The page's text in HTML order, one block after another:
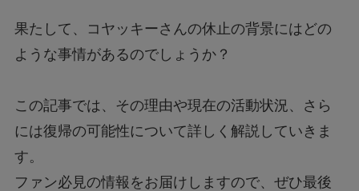
果たして、コヤッキーさんの休止の背景にはどの
ような事情があるのでしょうか？
この記事では、その理由や現在の活動状況、さら
には復帰の可能性について詳しく解説していきま
す。
ファン必見の情報をお届けしますので、ぜひ最後